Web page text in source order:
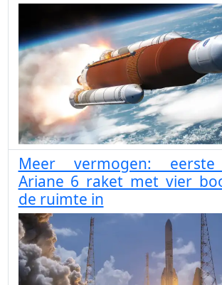
Meer vermogen: eerste
Ariane 6 raket met vier
de ruimte in